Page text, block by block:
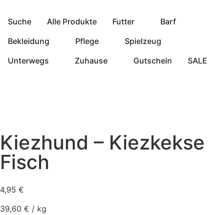
Suche Alle Produkte Futter
Barf
Bekleidung
Pflege
Spielzeug
Unterwegs
Zuhause Gutschein SALE
Kiezhund – Kiezkekse
Fisch
4,95 €
39,60 € / kg